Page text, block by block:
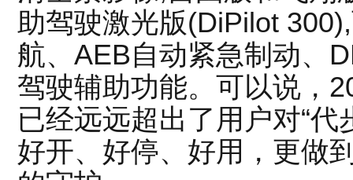
助驾驶激光版(DiPilot
航、AEB自动紧急制动、
驾驶辅助功能。可以说，
已经远远超出了用户对“
好开、好停、好用，更做